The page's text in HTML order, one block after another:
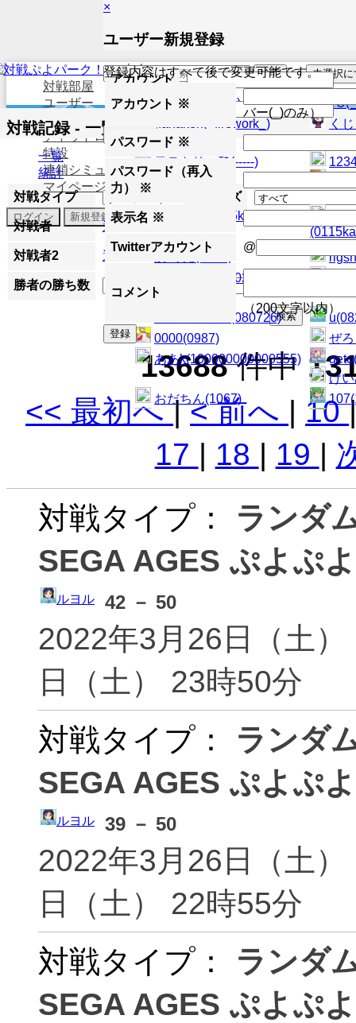
大会
対戦部屋
ユーザー
対戦記録
チャットログ
特設
連鎖シミュ
マイページ
対戦記録 - 一覧
一覧
統計
対戦タイプ
シリーズ
対戦者 選択
対戦者2 選択
勝者の勝ち数
13688件中
<< 最初へ|< 前へ | 10
17 | 18 | 19 |
対戦タイプ： ランダ
SEGA AGES ぷよぷよ
ルヨル 42 － 50
2022年3月26日（土
日（土） 23時50分
対戦タイプ： ランダ
SEGA AGES ぷよぷよ
ルヨル 39 － 50
2022年3月26日（土
日（土） 22時55分
対戦タイプ： ランダ
SEGA AGES ぷよぷよ
×
ユーザー選択
かいとくん(_--)
nanaken(_firework_)
く
元テトリス勢(-----)
くろかみ(0115kaito)
あ うん(0130)
狐印めーぷる(0207maple)
銀縁フレーム(080726)
0000(0987)
ぜ
ああk(100000000000555)
け
おだちん(1067)
nabe(10per)
チ
１２３(123) 制
12345(12345)
みるく(1234Qwer)
へ
こいつはクマった(1412)
タ
gmぷよらー☆(178_0604)
赤
tokumei(184)
れふ(20030225)
俺みそきんの弟(2134)
タカト(21icecream)
ちあき(2424_chiaki)
カ
りててる(2424tsu)
焼
おうどん(2992993535)
デ
ともぷよV(37310691)
415(415)
くくくくくくく(54505)
ころ(56q-koro)
こ
panassie(7575)
サ
ト
×
ログイン
アカウント
パスワード
×
ユーザー新規登録
登録内容はすべて後で変更可能です。
アカウント ※
バー(_)のみ）
パスワード ※
パスワード（再入
力）
※
表示名 ※
Twitterアカウント @
コメント
（200文字以内）